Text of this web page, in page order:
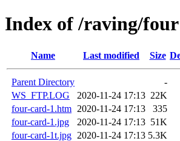
Index of /raving/four
Name Last modified Size
Parent Directory
-
WS_FTP.LOG
2020-11-24 17:13 22K
four-card-1.htm 2020-11-24 17:13
335
four-card-1.jpg
2020-11-24 17:13 51K
four-card-1t.jpg 2020-11-24 17:13 5.3K